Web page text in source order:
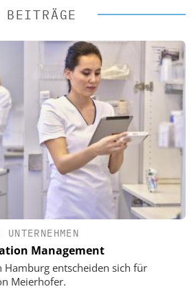
BEITRÄGE
UNTERNEHMEN
Management
Hamburg entscheiden sich für
Meierhofer.